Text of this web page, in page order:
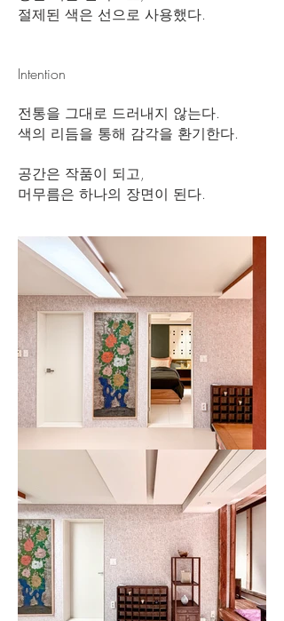
절제된 색은 선으로 사용했다.
Intention
전통을 그대로 드러내지 않는다.
색의 리듬을 통해 감각을 환기한다.
공간은 작품이 되고,
머무름은 하나의 장면이 된다.